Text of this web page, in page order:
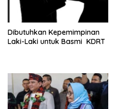
Dibutuhkan Kepemimpinan
Laki-Laki untuk Basmi KDRT